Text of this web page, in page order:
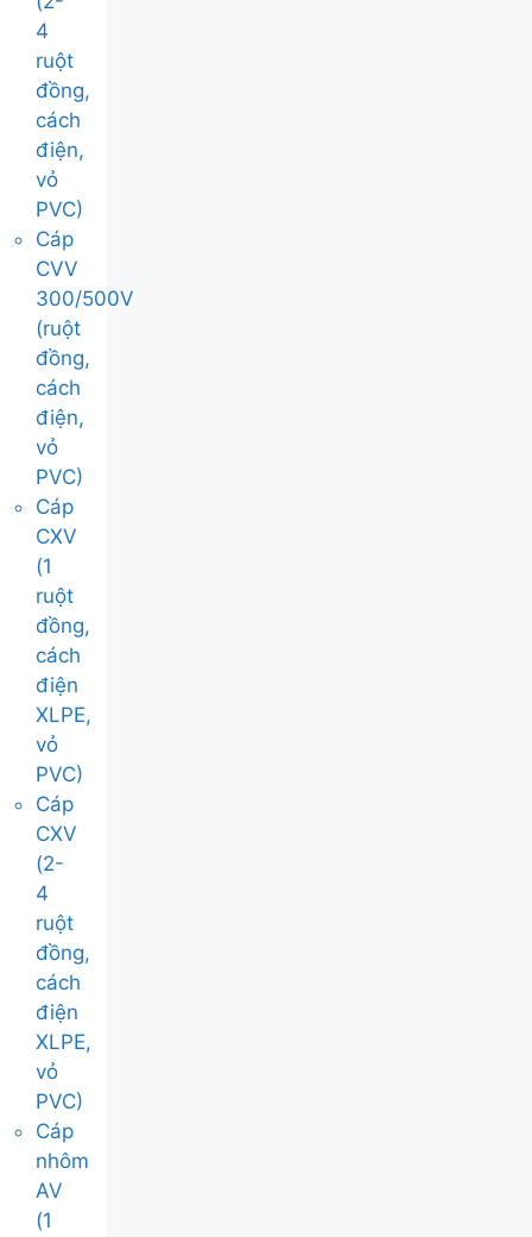
4
ruột
đồng,
cách
điện,
vỏ
PVC)
Cáp
CVV
300/500V
(ruột
đồng,
cách
điện,
vỏ
PVC)
Cáp
CXV
(1
ruột
đồng,
cách
điện
XLPE,
vỏ
PVC)
Cáp
CXV
(2-
4
ruột
đồng,
cách
điện
XLPE,
vỏ
PVC)
Cáp
nhôm
AV
(1